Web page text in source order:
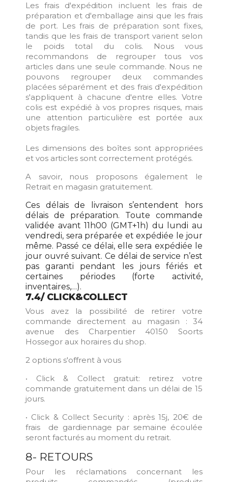
Les frais d'expédition incluent les frais de
préparation et d'emballage ainsi que les frais
de port. Les frais de préparation sont fixes,
tandis que les frais de transport varient selon
le poids total du colis. Nous vous
recommandons de regrouper tous vos
articles dans une seule commande. Nous ne
pouvons regrouper deux commandes
placées séparément et des frais d'expédition
s'appliquent à chacune d'entre elles. Votre
colis est expédié à vos propres risques, mais
une attention particulière est portée aux
objets fragiles.
Les dimensions des boîtes sont appropriées
et vos articles sont correctement protégés.
A savoir, nous proposons également le
Retrait en magasin gratuitement.
Ces délais de livraison s’entendent hors
délais de préparation. Toute commande
validée avant 11h00 (GMT+1h) du lundi au
vendredi, sera préparée et expédiée le jour
même. Passé ce délai, elle sera expédiée le
jour ouvré suivant. Ce délai de service n’est
pas garanti pendant les jours fériés et
certaines périodes (forte activité,
inventaires,…).
7.4/ CLICK&COLLECT
Vous avez la possibilité de retirer votre
commande directement au magasin : 34
avenue des Charpentier 40150 Soorts
Hossegor aux horaires du shop.
2 options s'offrent à vous
• Click & Collect gratuit: retirez votre
commande gratuitement dans un délai de 15
jours.
• Click & Collect Security : après 15j, 20€ de
frais de gardiennage par semaine écoulée
seront facturés au moment du retrait.
8- RETOURS
Pour les réclamations concernant les